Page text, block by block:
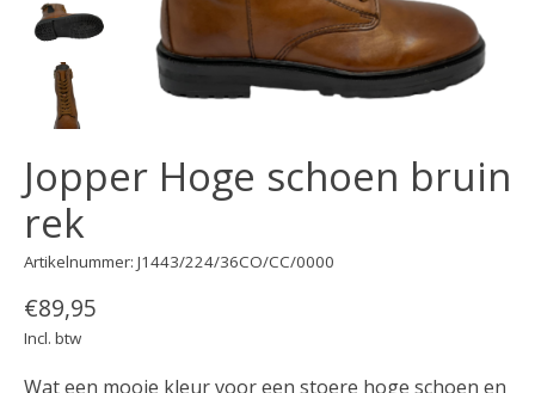
Jopper Hoge schoen bruin
rek
Artikelnummer: J1443/224/36CO/CC/0000
€89,95
Incl. btw
Wat een mooie kleur voor een stoere hoge schoen en